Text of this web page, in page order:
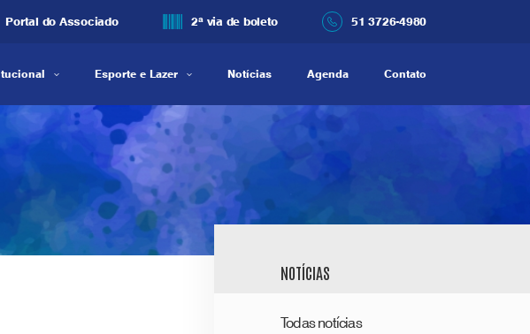
Portal do Associado 2ª via de boleto 51 3726-4980
Esporte e Lazer Notícias Agenda Contato
NOTÍCIAS
Todas notícias